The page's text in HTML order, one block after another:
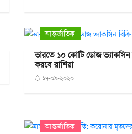
আন্তর্জাতিক
ভারতে ১০ কোটি ডোজ ভ্যাকসিন
করবে রাশিয়া
১৭-০৯-২০২০
আন্তর্জাতিক